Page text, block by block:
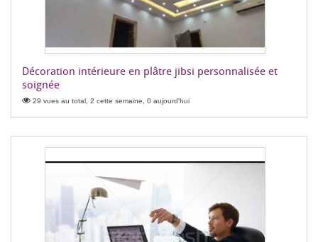
Décoration intérieure en plâtre jibsi personnalisée et
soignée
29 vues au total, 2 cette semaine, 0 aujourd'hui